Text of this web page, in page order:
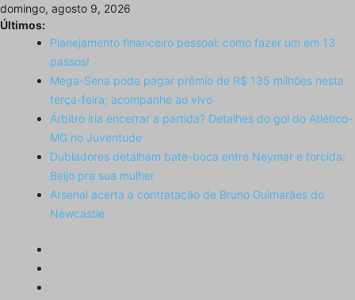
Skip
to
content
domingo, agosto 9, 2026
Últimos:
Planejamento financeiro pessoal: como fazer um em 13
passos!
Mega-Sena pode pagar prêmio de R$ 135 milhões nesta
terça-feira; acompanhe ao vivo
Árbitro iria encerrar a partida? Detalhes do gol do Atlético-
MG no Juventude
Dubladores detalham bate-boca entre Neymar e torcida:
Beijo pra sua mulher
Arsenal acerta a contratação de Bruno Guimarães do
Newcastle